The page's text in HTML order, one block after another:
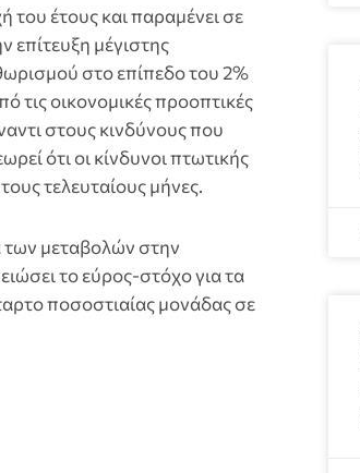
έτους και παραμένει σε
επίτευξη μέγιστης
στο επίπεδο του 2%
οικονομικές προοπτικές
στους κινδύνους που
ότι οι κίνδυνοι πτωτικής
τελευταίους μήνες.
των μεταβολών στην
το εύρος-στόχο για τα
ποσοστιαίας μονάδας σε